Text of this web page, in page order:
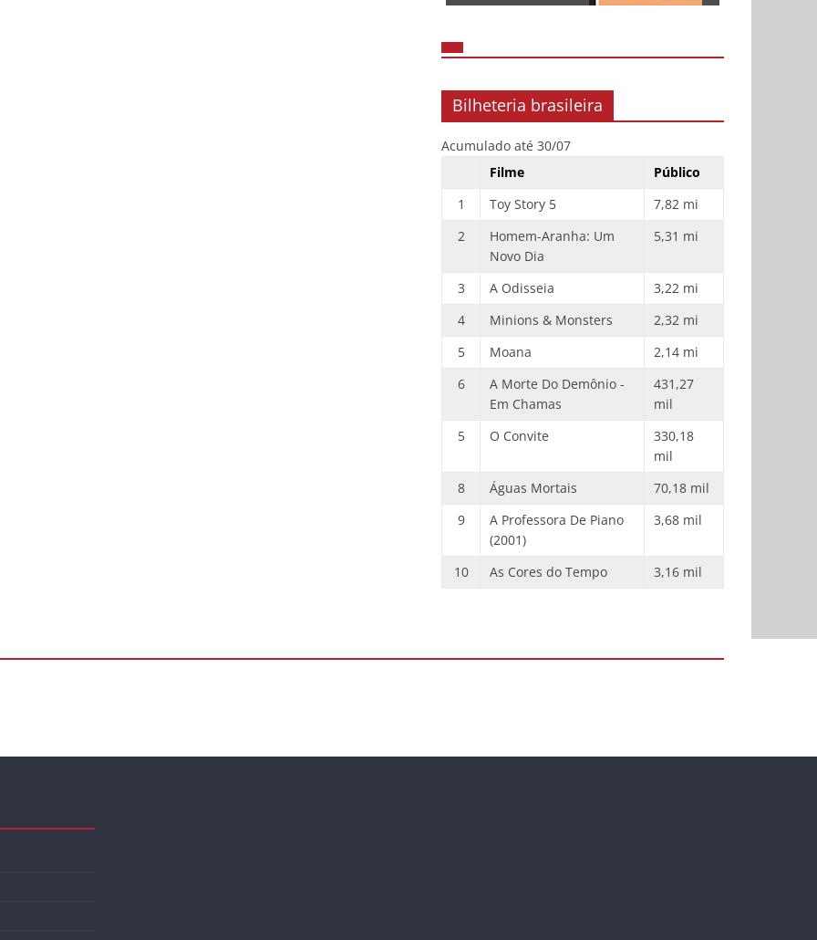
Bilheteria brasileira
Acumulado até 30/07
Filme
Público
1
Toy Story 5
7,82 mi
2
Homem-Aranha: Um
Novo Dia
5,31 mi
3 A Odisseia
3,22 mi
4
Minions & Monsters
2,32 mi
5
Moana
2,14 mi
6
A Morte Do Demônio -
Em Chamas
431,27
mil
5
O Convite
330,18
mil
8
Águas Mortais
70,18 mil
9
A Professora De Piano
(2001)
3,68 mil
10 As Cores do Tempo 3,16 mil